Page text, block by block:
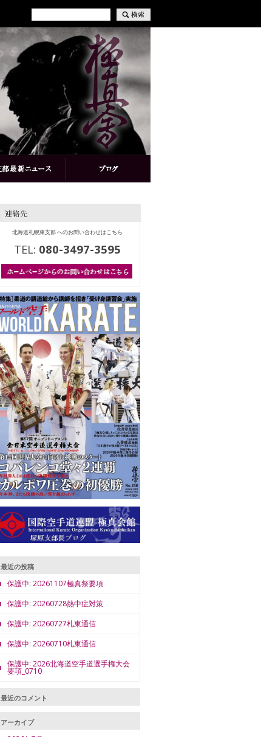
北海道札幌東支部 へのお問い合わせはこちら
TEL: 080-3497-3595
最近の投稿
保護中: 20261107極真祭要項
保護中: 20260728熱中症対策
保護中: 20260727札東通信
保護中: 20260710札東通信
保護中: 2026北海道空手道選手権大会
要項_0710
最近のコメント
アーカイブ